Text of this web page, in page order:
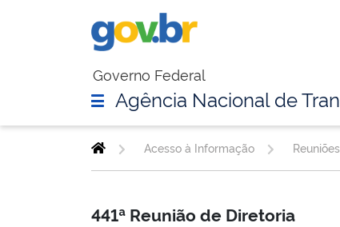
Governo Federal
Agência Nacional de
Acesso à Informação
441ª Reunião de Diretoria